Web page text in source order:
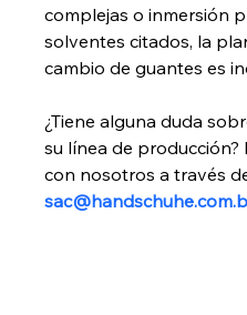
complejas o inmersión
solventes citados, la
cambio de guantes es
¿Tiene alguna duda
su línea de
con nosotros a través